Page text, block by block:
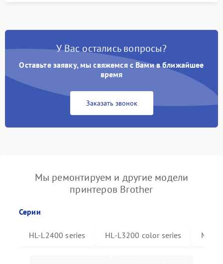
У Вас остались вопросы?
Оставьте заявку, мы свяжемся с Вами в ближайшее
время
Заказать звонок
Мы ремонтируем и другие модели
принтеров Brother
Серии
HL-L2400 series HL-L3200 color series MFC-